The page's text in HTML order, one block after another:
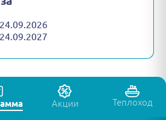
Акции Теплоход